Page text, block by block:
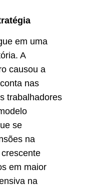
em uma
A
causou a
nas
trabalhadores
se
na
em maior
na